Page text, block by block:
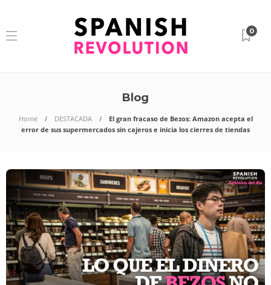
0
Blog
Home DESTACADA
El gran fracaso de Bezos: Amazon acepta el
error de sus supermercados sin cajeros e inicia los cierres de tiendas